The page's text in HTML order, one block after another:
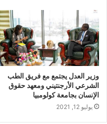
وزير العدل يجتمع مع فريق الطب
الشرعي الأرجنتيني ومعهد حقوق
الإنسان بجامعة كولومبيا
يوليو 12, 2021